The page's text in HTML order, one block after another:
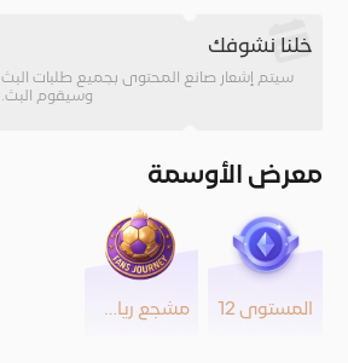
خلنا نشوفك
سيتم إشعار صانع المحتوى بجميع طلبات البث
وسيقوم البث.
معرض الأوسمة
المستوى 12 مشجع رياضي